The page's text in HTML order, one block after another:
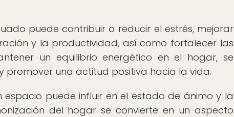
puede contribuir a reducir el estrés, mejorar
y la productividad, así como fortalecer las
un equilibrio energético en el hogar, se
promover una actitud positiva hacia la vida.
espacio puede influir en el estado de ánimo y la
del hogar se convierte en un aspecto